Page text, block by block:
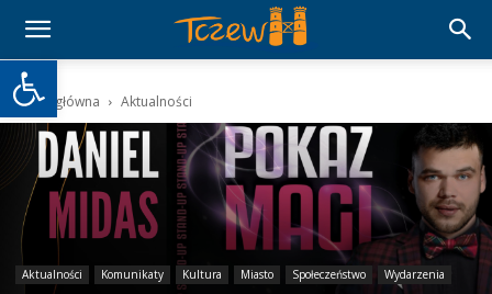
Otwórz pasek narzędzi
Strona główna Aktualności
Aktualności Komunikaty Kultura Miasto Społeczeństwo Wydarzenia